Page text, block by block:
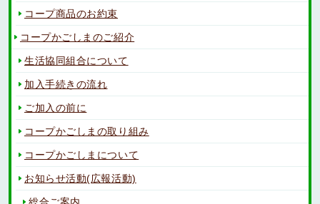
コープ商品のお約束
コープかごしまのご紹介
生活協同組合について
加入手続きの流れ
ご加入の前に
コープかごしまの取り組み
コープかごしまについて
お知らせ活動(広報活動)